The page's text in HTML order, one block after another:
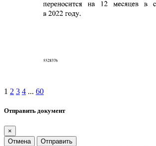
1 2 3 4 ... 60
Отправить документ
×
Отмена
Отправить